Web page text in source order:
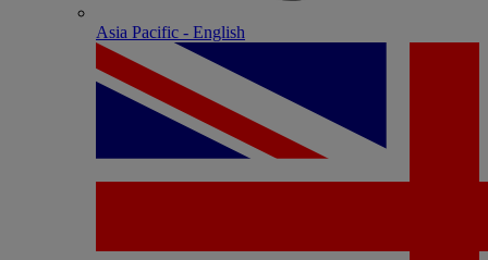
Asia Pacific - English